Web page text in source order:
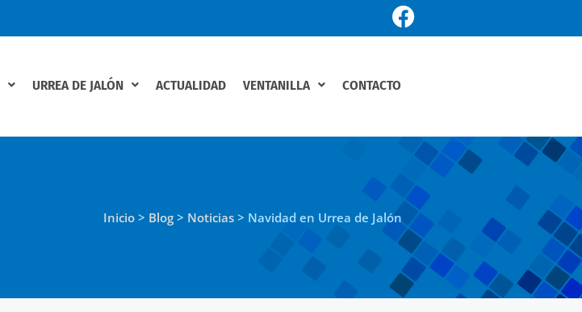
URREA DE JALÓN ACTUALIDAD VENTANILLA CONTACTO
Inicio > Blog > Noticias > Navidad en Urrea de Jalón